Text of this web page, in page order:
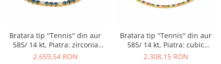
Bratara tip ''Tennis'' din aur
585/ 14 kt, Piatra: zirconia
fatetata, Culoare: albastru si
2.659,54 RON
Bratara tip ''Tennis'' din aur
585/ 14 kt, Piatra: cubic
zirconia, Culoare: multicolor
2.308,15 RON